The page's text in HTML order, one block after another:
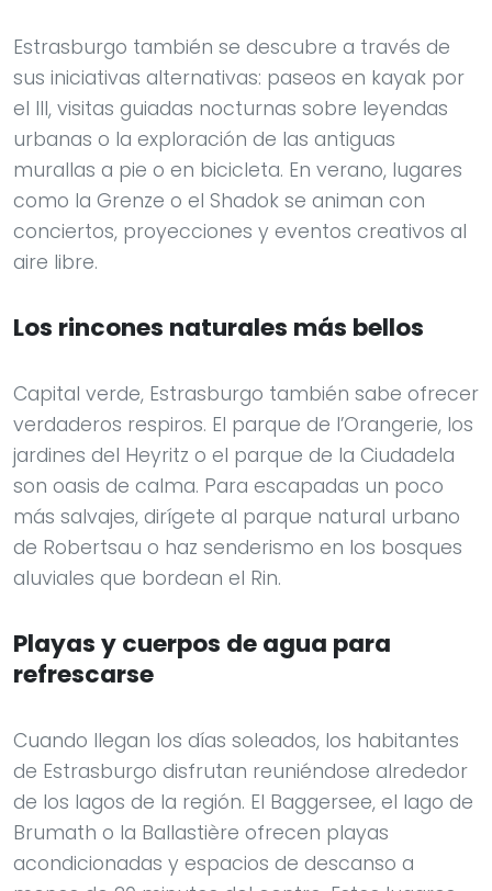
Estrasburgo también se descubre a través de
sus iniciativas alternativas: paseos en kayak por
el Ill, visitas guiadas nocturnas sobre leyendas
urbanas o la exploración de las antiguas
murallas a pie o en bicicleta. En verano, lugares
como la Grenze o el Shadok se animan con
conciertos, proyecciones y eventos creativos al
aire libre.
Los rincones naturales más bellos
Capital verde, Estrasburgo también sabe ofrecer
verdaderos respiros. El parque de l’Orangerie, los
jardines del Heyritz o el parque de la Ciudadela
son oasis de calma. Para escapadas un poco
más salvajes, dirígete al parque natural urbano
de Robertsau o haz senderismo en los bosques
aluviales que bordean el Rin.
Playas y cuerpos de agua para
refrescarse
Cuando llegan los días soleados, los habitantes
de Estrasburgo disfrutan reuniéndose alrededor
de los lagos de la región. El Baggersee, el lago de
Brumath o la Ballastière ofrecen playas
acondicionadas y espacios de descanso a